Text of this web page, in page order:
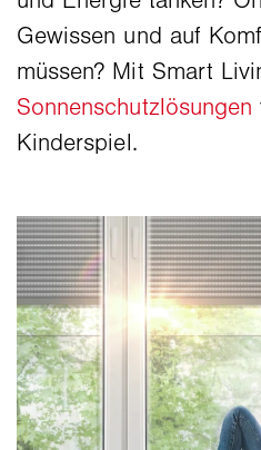
Gewissen und auf
müssen? Mit Smart
Sonnenschutzlösungen
Kinderspiel.